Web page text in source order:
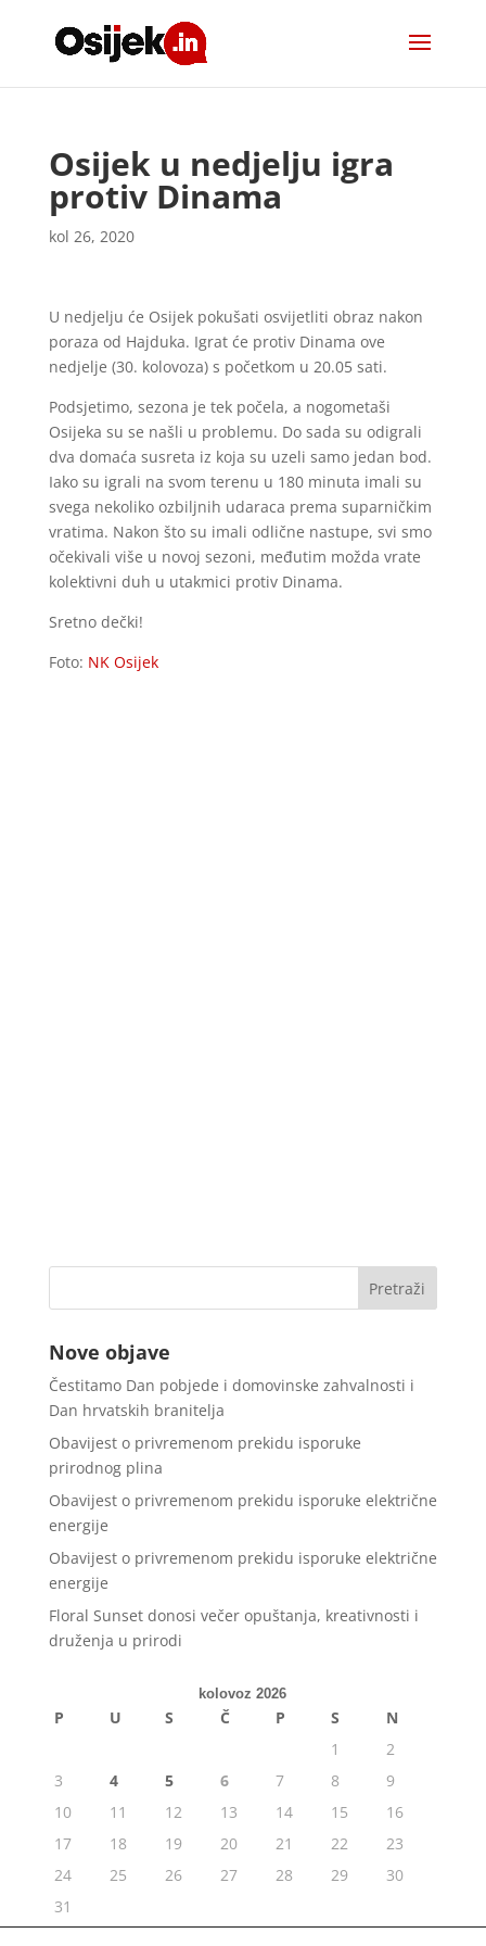
Osijek u nedjelju igra
protiv Dinama
kol 26, 2020
U nedjelju će Osijek pokušati osvijetliti obraz nakon
poraza od Hajduka. Igrat će protiv Dinama ove
nedjelje (30. kolovoza) s početkom u 20.05 sati.
Podsjetimo, sezona je tek počela, a nogometaši
Osijeka su se našli u problemu. Do sada su odigrali
dva domaća susreta iz koja su uzeli samo jedan bod.
Iako su igrali na svom terenu u 180 minuta imali su
svega nekoliko ozbiljnih udaraca prema suparničkim
vratima. Nakon što su imali odlične nastupe, svi smo
očekivali više u novoj sezoni, međutim možda vrate
kolektivni duh u utakmici protiv Dinama.
Sretno dečki!
Foto: NK Osijek
Nove objave
Čestitamo Dan pobjede i domovinske zahvalnosti i
Dan hrvatskih branitelja
Obavijest o privremenom prekidu isporuke
prirodnog plina
Obavijest o privremenom prekidu isporuke električne
energije
Obavijest o privremenom prekidu isporuke električne
energije
Floral Sunset donosi večer opuštanja, kreativnosti i
druženja u prirodi
kolovoz 2026
P U S Č P S
N
1
2
3
4 5 6 7 8
9
10
11 12 13 14 15
16
17
18 19 20 21 22
23
24
25 26 27 28 29
30
31
« srp